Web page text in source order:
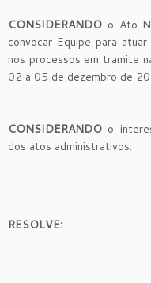
CONSIDERANDO o Ato
convocar Equipe para
nos processos em tramite
02 a 05 de dezembro de
CONSIDERANDO o
dos atos administrativos.
RESOLVE: